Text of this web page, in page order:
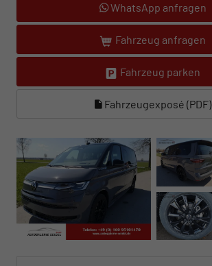
WhatsApp anfragen
Fahrzeug anfragen
Fahrzeug parken
Fahrzeugexposé (PDF)